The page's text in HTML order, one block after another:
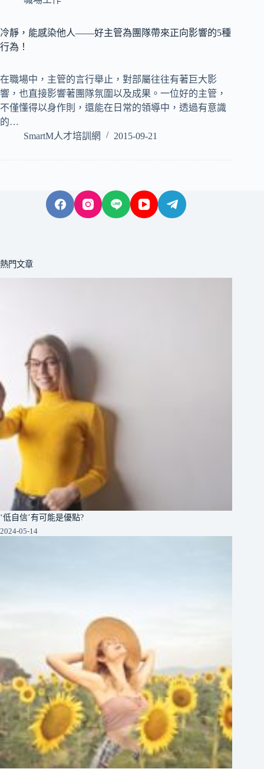
冷靜，能感染他人——好主管為團隊帶來正向影響的5種
行為！
在職場中，主管的言行舉止，對部屬往往有著巨大影
響，也直接影響著團隊氛圍以及成果。一位好的主管，
不僅懂得以身作則，還能在日常的領導中，透過有意識
的…
SmartM人才培訓網
2015-09-21
熱門文章
‘低自信’有可能是優點?
2024-05-14